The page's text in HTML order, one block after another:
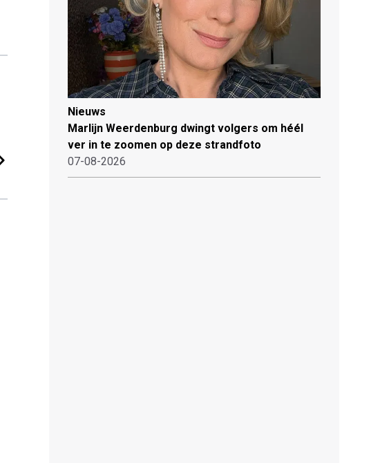
Nieuws
Marlijn Weerdenburg dwingt volgers om héél
ver in te zoomen op deze strandfoto
07-08-2026